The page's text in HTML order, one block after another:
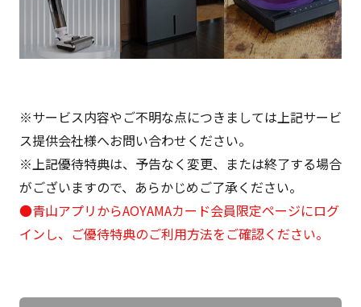
※サービス内容やご不明な点につきましては上記サービ
ス提供会社様へお問い合わせください。
※上記優待特典は、予告なく変更、または終了する場合
がございますので、あらかじめご了承ください。
●青山アプリからAOYAMAカード会員限定ページにログ
インし、ご優待特典のご利用方法をご確認ください。